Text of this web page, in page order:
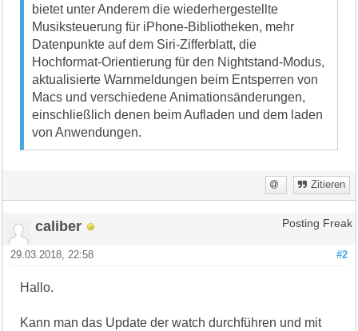
bietet unter Anderem die wiederhergestellte
Musiksteuerung für iPhone-Bibliotheken, mehr
Datenpunkte auf dem Siri-Zifferblatt, die
Hochformat-Orientierung für den Nightstand-Modus,
aktualisierte Warnmeldungen beim Entsperren von
Macs und verschiedene Animationsänderungen,
einschließlich denen beim Aufladen und dem laden
von Anwendungen.
Zitieren
caliber Posting Freak
#2
29.03.2018, 22:58
Hallo.
Kann man das Update der watch durchführen und mit